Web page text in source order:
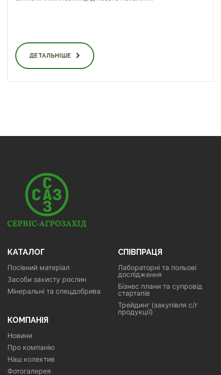
ДЕТАЛЬНІШЕ
КАТАЛОГ
Посівний матеріал
Засоби захисту рослин
Мінеральні та спецдобрива
СПІВПРАЦЯ
Лабораторні та польові
дослідження
Бізнес плани та супровід
стартапів
Трейдинг (закупівля с/г
продукції)
КОМПАНІЯ
Новини
Про компанію
Наш колектив
Фотогалерея